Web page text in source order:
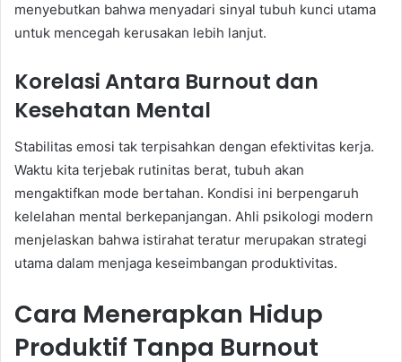
menyebutkan bahwa menyadari sinyal tubuh kunci utama
untuk mencegah kerusakan lebih lanjut.
Korelasi Antara Burnout dan
Kesehatan Mental
Stabilitas emosi tak terpisahkan dengan efektivitas kerja.
Waktu kita terjebak rutinitas berat, tubuh akan
mengaktifkan mode bertahan. Kondisi ini berpengaruh
kelelahan mental berkepanjangan. Ahli psikologi modern
menjelaskan bahwa istirahat teratur merupakan strategi
utama dalam menjaga keseimbangan produktivitas.
Cara Menerapkan Hidup
Produktif Tanpa Burnout